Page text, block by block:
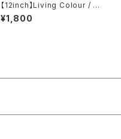
【12inch】Living Colour / F
unny Vibe
¥1,800